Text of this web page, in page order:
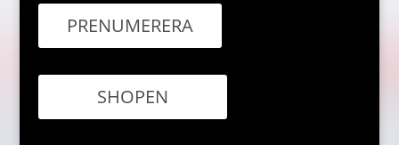
PRENUMERERA
SHOPEN